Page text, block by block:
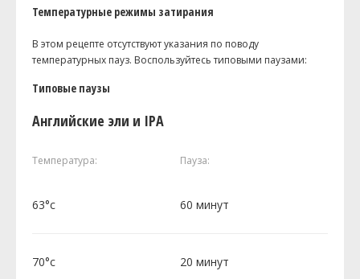
Температурные режимы затирания
В этом рецепте отсутствуют указания по поводу
температурных пауз. Воспользуйтесь типовыми паузами:
Типовые паузы
Английские эли и IPA
Температура: Пауза:
63°c 60 минут
70°c 20 минут